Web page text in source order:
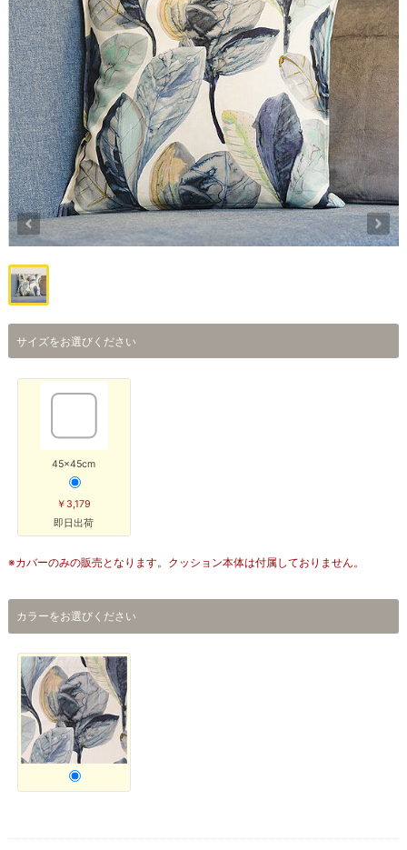
サイズをお選びください
45×45cm
￥3,179
即日出荷
※カバーのみの販売となります。クッション本体は付属しておりません。
カラーをお選びください